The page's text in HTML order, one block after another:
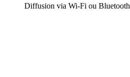
Diffusion via Wi-Fi ou Bluetooth